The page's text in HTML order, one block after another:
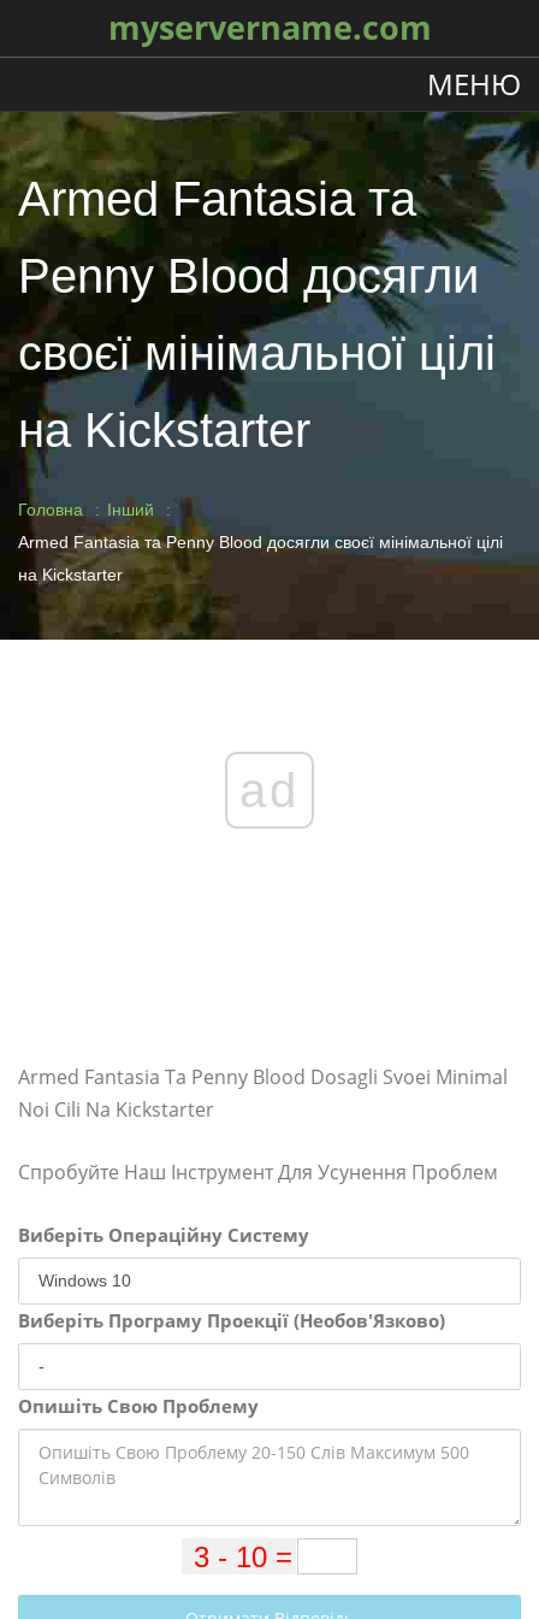
myservername.com
МЕНЮ
Armed Fantasia та
Penny Blood досягли
своєї мінімальної цілі
на Kickstarter
Головна
Інший
Armed Fantasia та Penny Blood досягли своєї мінімальної цілі
на Kickstarter
ad
Armed Fantasia Ta Penny Blood Dosagli Svoei Minimal
Noi Cili Na Kickstarter
Спробуйте Наш Інструмент Для Усунення Проблем
Виберіть Операційну Систему
Виберіть Програму Проекції (Необов'Язково)
Опишіть Свою Проблему